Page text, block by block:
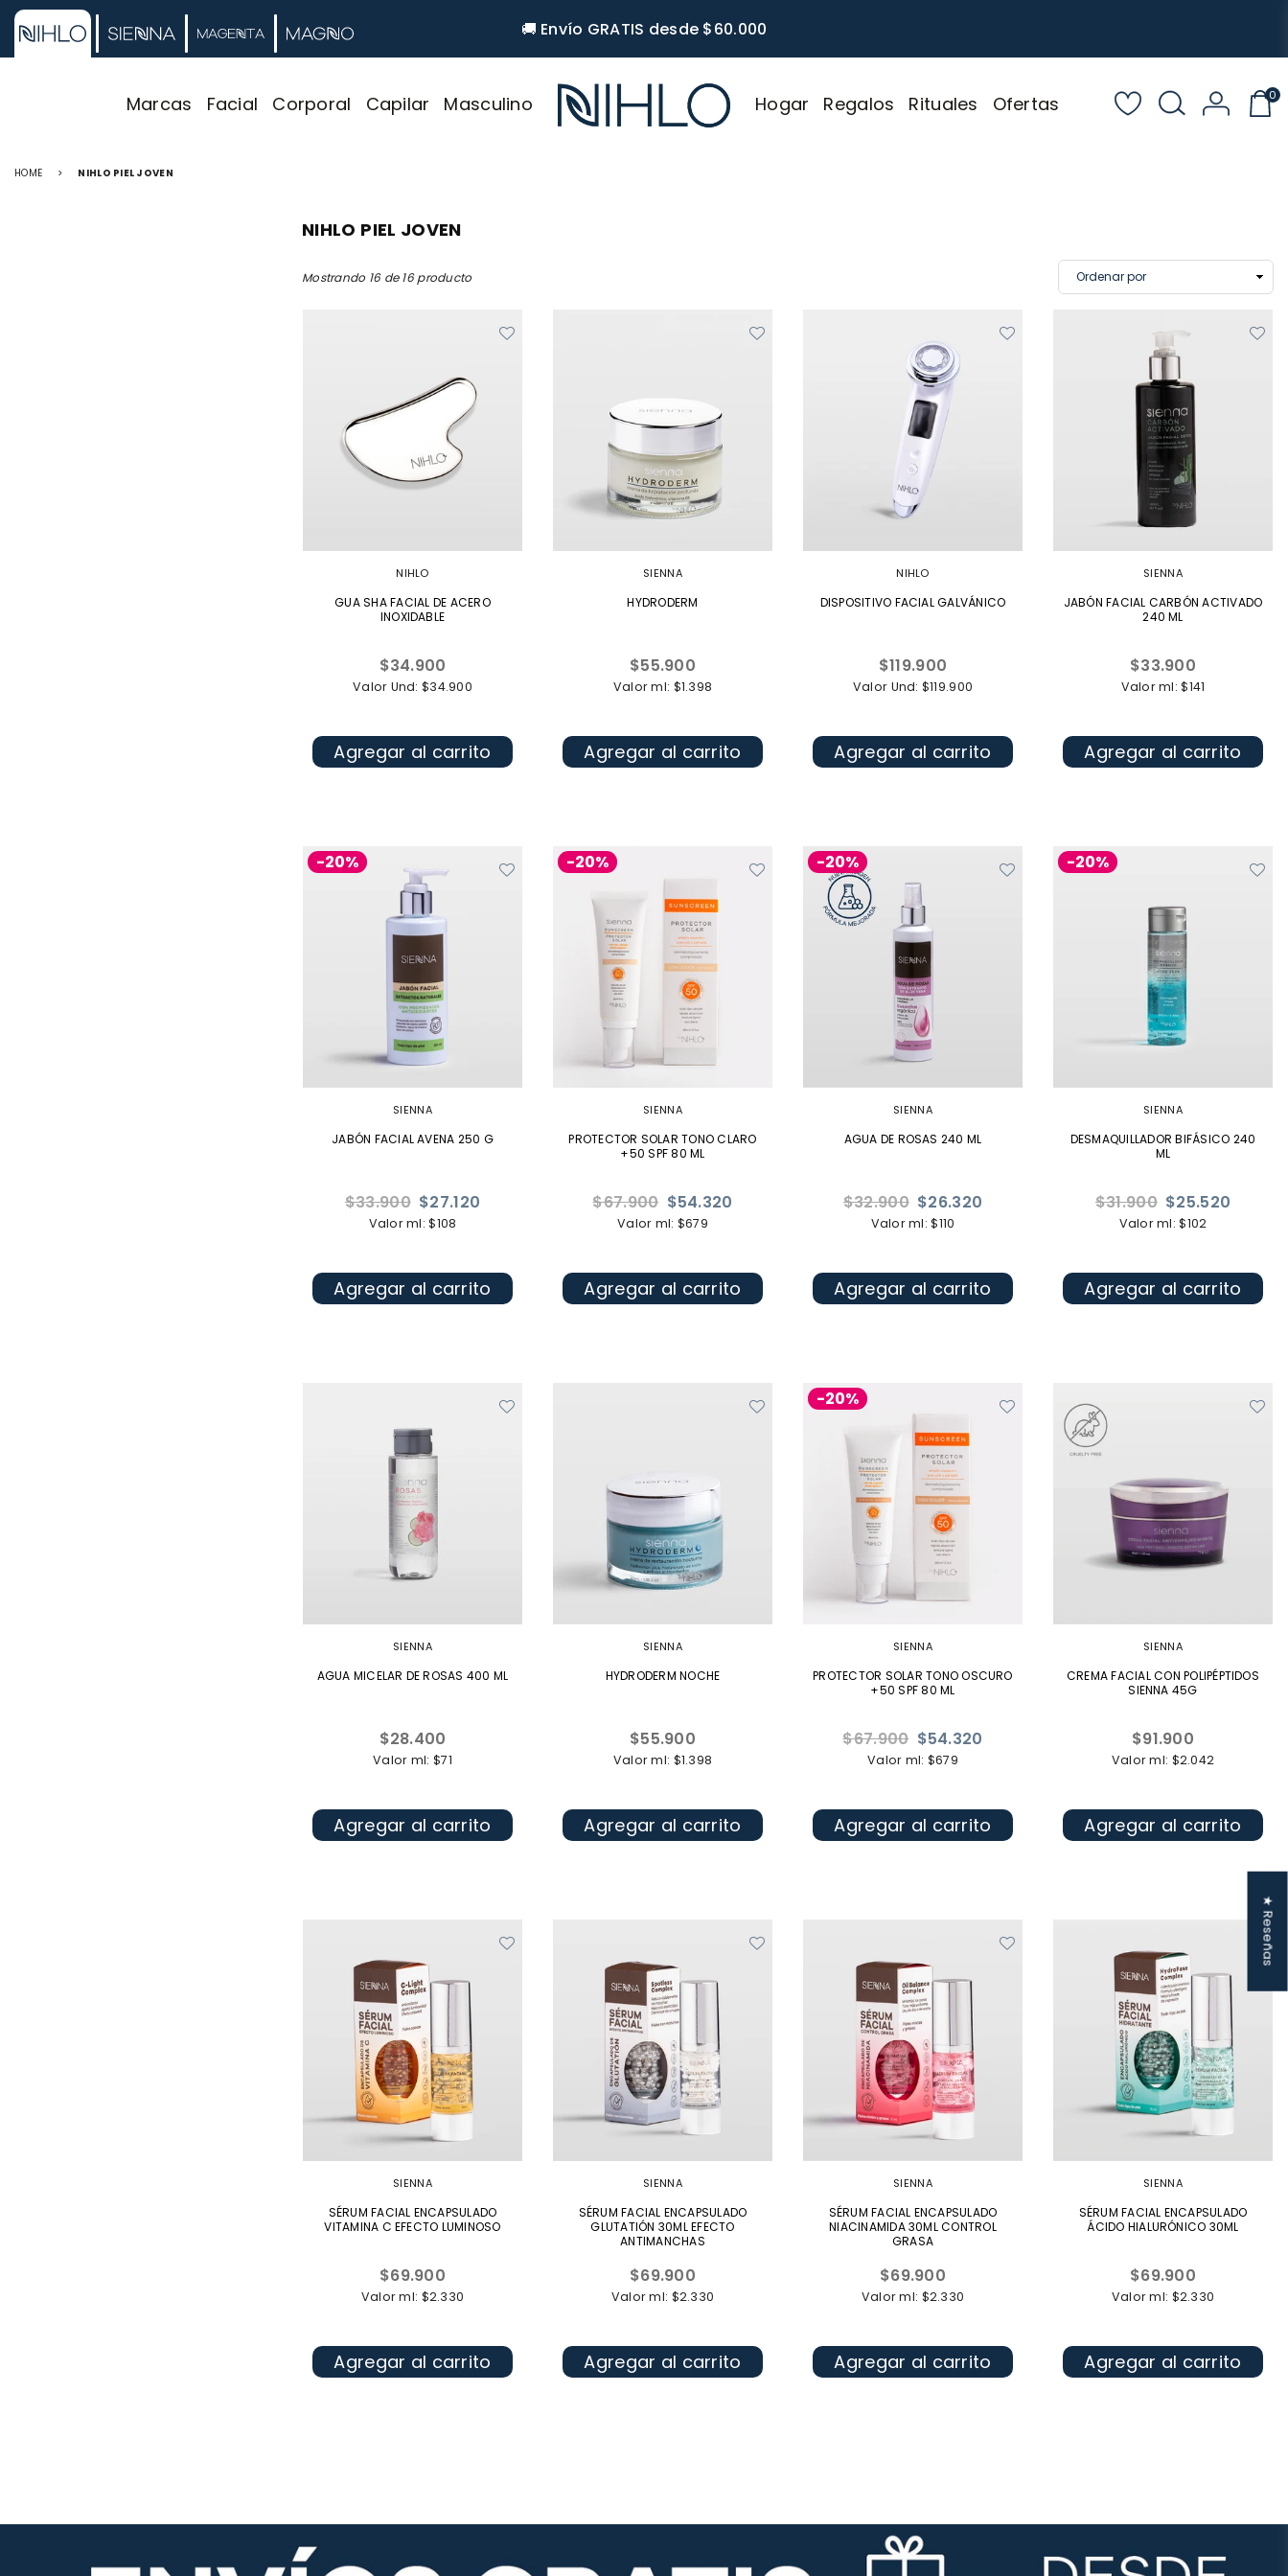
🚚 Envío GRATIS desde $60.000
Marcas Facial Corporal Capilar Masculino Hogar Regalos Rituales Ofertas 0
HOME > NIHLO PIEL JOVEN
NIHLO PIEL JOVEN
Mostrando 16 de 16 producto
NIHLO
GUA SHA FACIAL DE ACERO
INOXIDABLE
Precio
habitual
$34.900
Valor Und: $34.900
Agregar al carrito
SIENNA
HYDRODERM
Precio
habitual
$55.900
Valor ml: $1.398
Agregar al carrito
NIHLO
DISPOSITIVO FACIAL GALVÁNICO
Precio
habitual
$119.900
Valor Und: $119.900
Agregar al carrito
SIENNA
JABÓN FACIAL CARBÓN ACTIVADO
240 ML
Precio
habitual
$33.900
Valor ml: $141
Agregar al carrito
-20%
SIENNA
JABÓN FACIAL AVENA 250 G
Precio
habitual
$33.900 $27.120
Valor ml: $108
Agregar al carrito
-20%
SIENNA
PROTECTOR SOLAR TONO CLARO
+50 SPF 80 ML
Precio
habitual
$67.900 $54.320
Valor ml: $679
Agregar al carrito
-20%
SIENNA
AGUA DE ROSAS 240 ML
Precio
habitual
$32.900 $26.320
Valor ml: $110
Agregar al carrito
-20%
SIENNA
DESMAQUILLADOR BIFÁSICO 240
ML
Precio
habitual
$31.900 $25.520
Valor ml: $102
Agregar al carrito
SIENNA
AGUA MICELAR DE ROSAS 400 ML
Precio
habitual
$28.400
Valor ml: $71
Agregar al carrito
SIENNA
HYDRODERM NOCHE
Precio
habitual
$55.900
Valor ml: $1.398
Agregar al carrito
-20%
SIENNA
PROTECTOR SOLAR TONO OSCURO
+50 SPF 80 ML
Precio
habitual
$67.900 $54.320
Valor ml: $679
Agregar al carrito
SIENNA
CREMA FACIAL CON POLIPÉPTIDOS
SIENNA 45G
Precio
habitual
$91.900
Valor ml: $2.042
Agregar al carrito
SIENNA
SÉRUM FACIAL ENCAPSULADO
VITAMINA C EFECTO LUMINOSO
Precio
habitual
$69.900
Valor ml: $2.330
Agregar al carrito
SIENNA
SÉRUM FACIAL ENCAPSULADO
GLUTATIÓN 30ML EFECTO
ANTIMANCHAS
Precio
habitual
$69.900
Valor ml: $2.330
Agregar al carrito
SIENNA
SÉRUM FACIAL ENCAPSULADO
NIACINAMIDA 30ML CONTROL
GRASA
Precio
habitual
$69.900
Valor ml: $2.330
Agregar al carrito
SIENNA
SÉRUM FACIAL ENCAPSULADO
ÁCIDO HIALURÓNICO 30ML
Precio
habitual
$69.900
Valor ml: $2.330
Agregar al carrito
★ Reseñas